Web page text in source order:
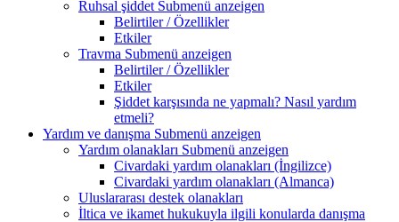
Ruhsal şiddet Submenü anzeigen
Belirtiler / Özellikler
Etkiler
Travma Submenü anzeigen
Belirtiler / Özellikler
Etkiler
Şiddet karşısında ne yapmalı? Nasıl yardım
etmeli?
Yardım ve danışma Submenü anzeigen
Yardım olanakları Submenü anzeigen
Civardaki yardım olanakları (İngilizce)
Civardaki yardım olanakları (Almanca)
Uluslararası destek olanakları
İltica ve ikamet hukukuyla ilgili konularda danışma